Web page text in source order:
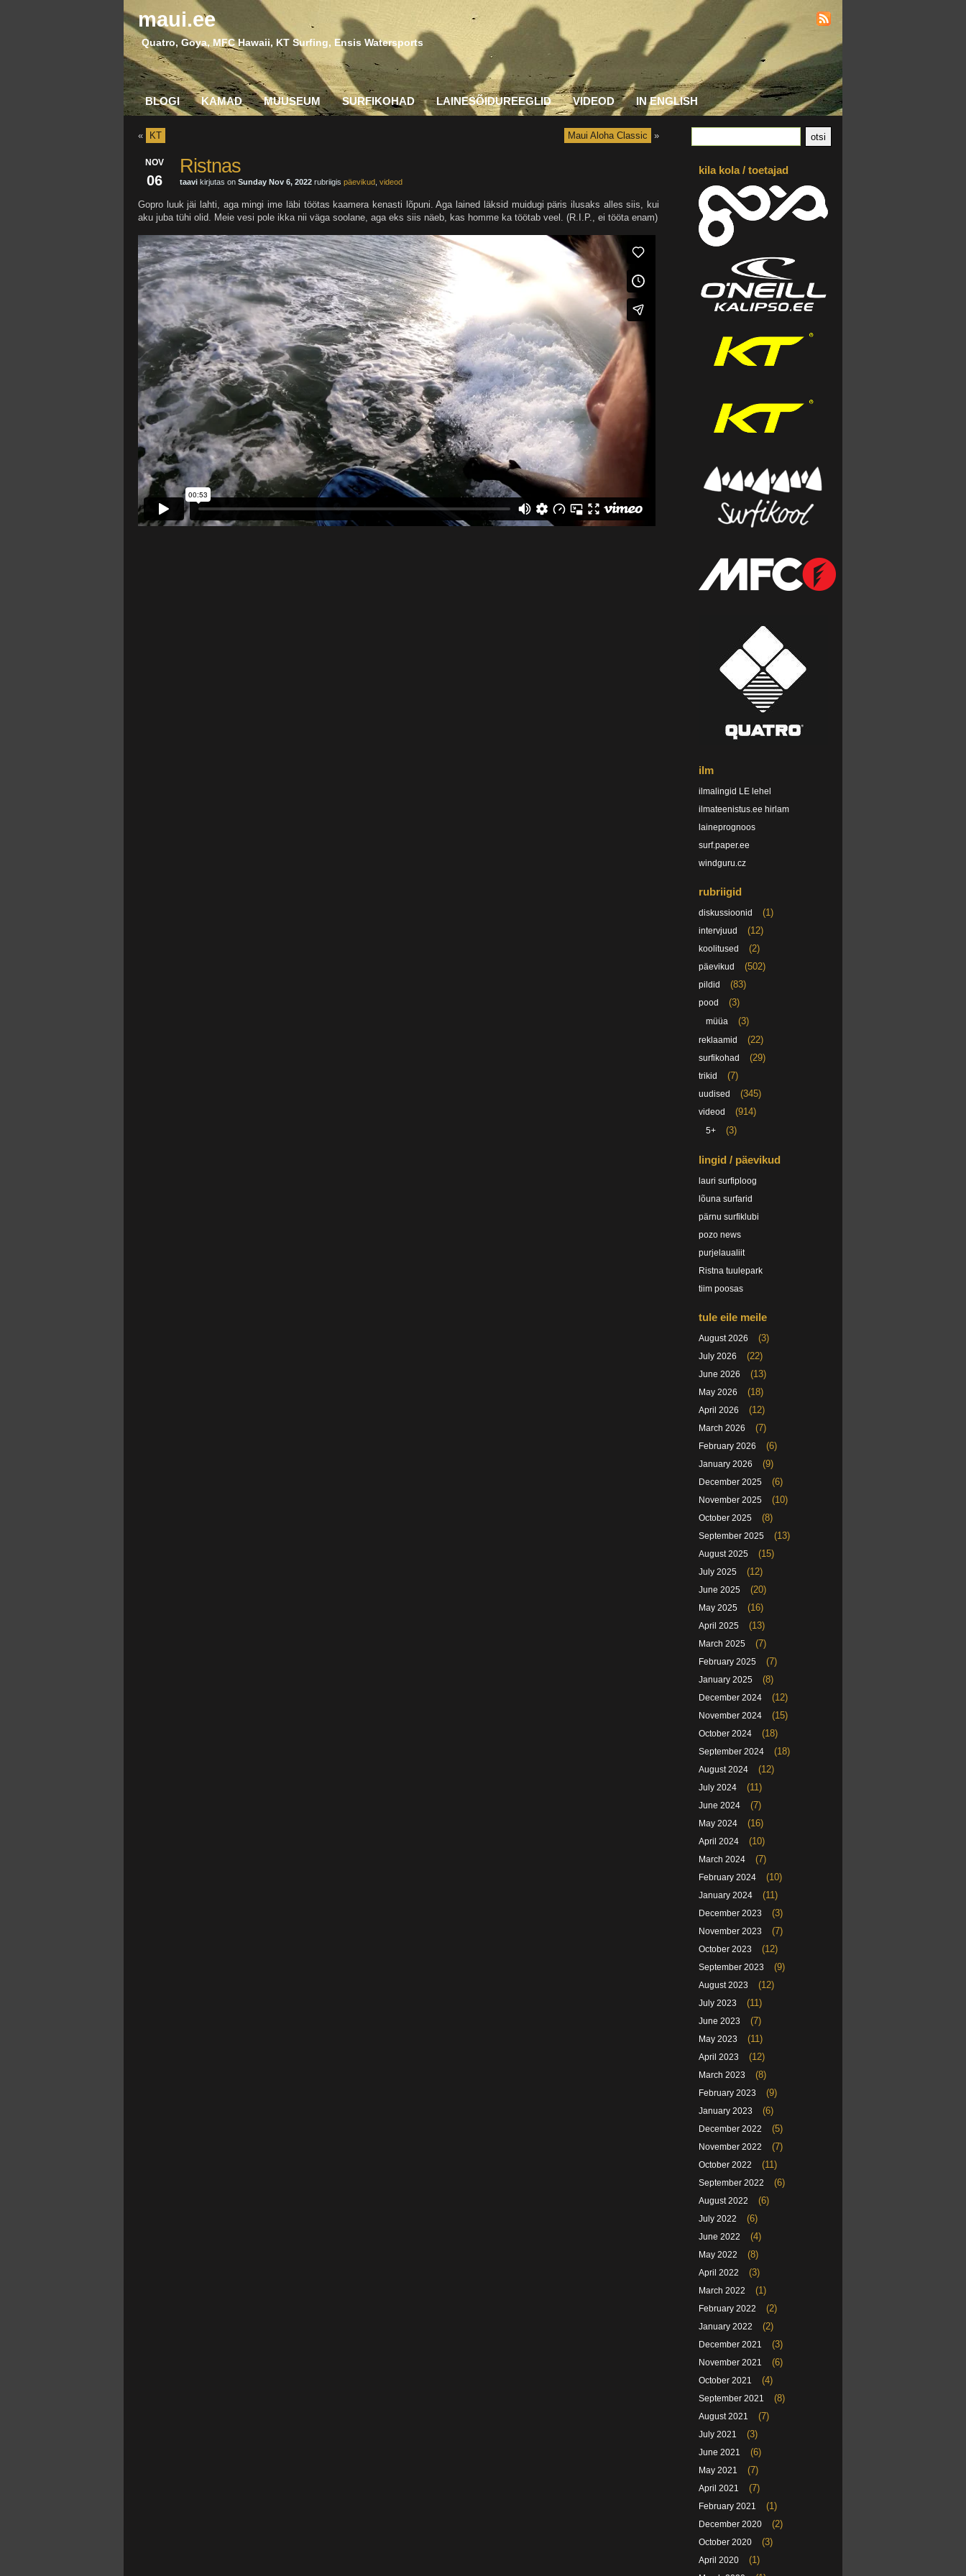
maui.ee
Quatro, Goya, MFC Hawaii, KT Surfing, Ensis Watersports
BLOGI KAMAD MUUSEUM SURFIKOHAD LAINESÕIDUREEGLID VIDEOD IN ENGLISH
Maui Aloha Classic »
« KT
NOV
06
Ristnas
taavi kirjutas on Sunday Nov 6, 2022 rubriigis päevikud videod
Gopro luuk jäi lahti, aga mingi ime läbi töötas kaamera kenasti lõpuni. Aga lained läksid muidugi päris ilusaks alles siis, kui
aku juba tühi olid. Meie vesi pole ikka nii väga soolane, aga eks siis näeb, kas homme ka töötab veel. (R.I.P., ei tööta enam)
kila kola / toetajad
ilm
ilmalingid LE lehel
ilmateenistus.ee hirlam
laineprognoos
surf.paper.ee
windguru.cz
rubriigid
diskussioonid (1)
intervjuud (12)
koolitused (2)
päevikud (502)
pildid (83)
pood (3)
müüa (3)
reklaamid (22)
surfikohad (29)
trikid (7)
uudised (345)
videod (914)
5+ (3)
lingid / päevikud
lauri surfiploog
lõuna surfarid
pärnu surfiklubi
pozo news
purjelaualiit
Ristna tuulepark
tiim poosas
tule eile meile
August 2026 (3)
July 2026 (22)
June 2026 (13)
May 2026 (18)
April 2026 (12)
March 2026 (7)
February 2026 (6)
January 2026 (9)
December 2025 (6)
November 2025 (10)
October 2025 (8)
September 2025 (13)
August 2025 (15)
July 2025 (12)
June 2025 (20)
May 2025 (16)
April 2025 (13)
March 2025 (7)
February 2025 (7)
January 2025 (8)
December 2024 (12)
November 2024 (15)
October 2024 (18)
September 2024 (18)
August 2024 (12)
July 2024 (11)
June 2024 (7)
May 2024 (16)
April 2024 (10)
March 2024 (7)
February 2024 (10)
January 2024 (11)
December 2023 (3)
November 2023 (7)
October 2023 (12)
September 2023 (9)
August 2023 (12)
July 2023 (11)
June 2023 (7)
May 2023 (11)
April 2023 (12)
March 2023 (8)
February 2023 (9)
January 2023 (6)
December 2022 (5)
November 2022 (7)
October 2022 (11)
September 2022 (6)
August 2022 (6)
July 2022 (6)
June 2022 (4)
May 2022 (8)
April 2022 (3)
March 2022 (1)
February 2022 (2)
January 2022 (2)
December 2021 (3)
November 2021 (6)
October 2021 (4)
September 2021 (8)
August 2021 (7)
July 2021 (3)
June 2021 (6)
May 2021 (7)
April 2021 (7)
February 2021 (1)
December 2020 (2)
October 2020 (3)
April 2020 (1)